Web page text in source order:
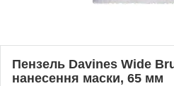
Пензель Davines Wide
нанесення маски, 65 мм